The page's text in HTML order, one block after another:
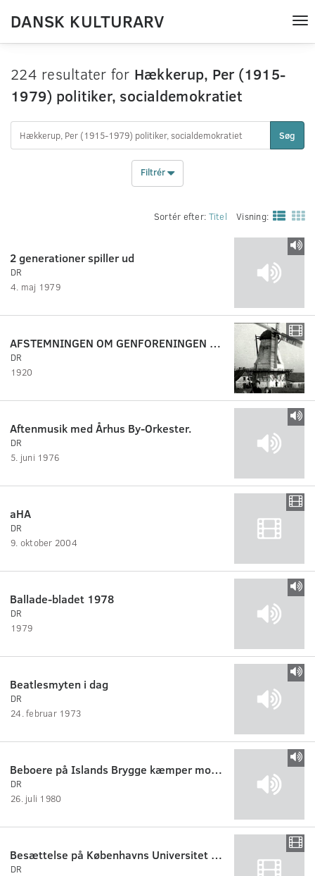
DANSK KULTURARV
224 resultater for Hækkerup, Per (1915-
1979) politiker, socialdemokratiet
Søg
Filtrér
Sortér efter: Titel Visning:
2 generationer spiller ud
DR
4. maj 1979
AFSTEMNINGEN OM GENFORENINGEN 1920
DR
1920
Aftenmusik med Århus By-Orkester.
DR
5. juni 1976
aHA
DR
9. oktober 2004
Ballade-bladet 1978
DR
1979
Beatlesmyten i dag
DR
24. februar 1973
Beboere på Islands Brygge kæmper mod Sojakagefabrikken
DR
26. juli 1980
Besættelse på Københavns Universitet Amager
DR